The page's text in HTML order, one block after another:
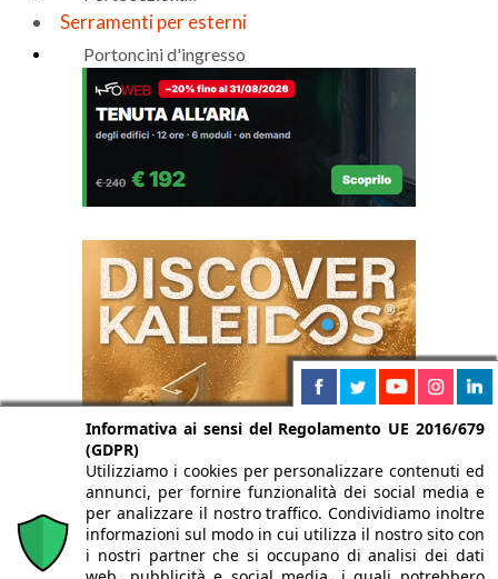
Serramenti per esterni
Portoncini d'ingresso
Informativa ai sensi del Regolamento UE 2016/679
(GDPR)
Utilizziamo i cookies per personalizzare contenuti ed
annunci, per fornire funzionalità dei social media e
per analizzare il nostro traffico. Condividiamo inoltre
informazioni sul modo in cui utilizza il nostro sito con
i nostri partner che si occupano di analisi dei dati